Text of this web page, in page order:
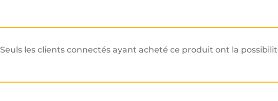
Seuls les clients connectés ayant acheté ce produit ont la